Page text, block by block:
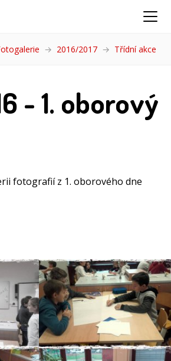
2016/2017 Třídní akce
- 1. oborový
fotografií z 1. oborového dne